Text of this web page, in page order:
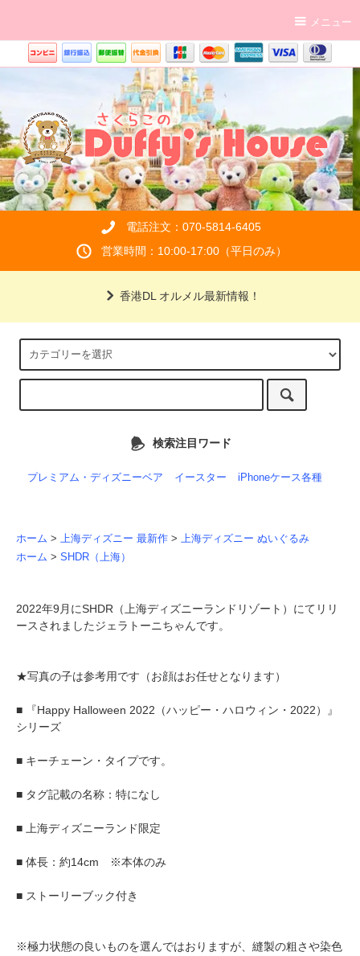
メニュー
電話注文：070-5814-6405
営業時間：10:00-17:00（平日のみ）
香港DL オルメル最新情報！
検索注目ワード
プレミアム・ディズニーベア イースター iPhoneケース各種
ホーム > 上海ディズニー 最新作 > 上海ディズニー ぬいぐるみ
ホーム > SHDR（上海）
2022年9月にSHDR（上海ディズニーランドリゾート）にてリリ
ースされましたジェラトーニちゃんです。
★写真の子は参考用です（お顔はお任せとなります）
■ 『Happy Halloween 2022（ハッピー・ハロウィン・2022）』
シリーズ
■ キーチェーン・タイプです。
■ タグ記載の名称：特になし
■ 上海ディズニーランド限定
■ 体長：約14cm ※本体のみ
■ ストーリーブック付き
※極力状態の良いものを選んではおりますが、縫製の粗さや染色